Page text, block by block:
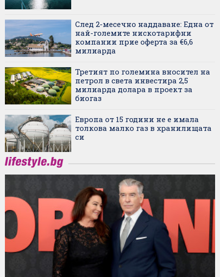
След 2-месечно наддаване: Една от
най-големите нискотарифни
компании прие оферта за €6,6
милиарда
Третият по големина вносител на
петрол в света инвестира 2,5
милиарда долара в проект за
биогаз
Европа от 15 години не е имала
толкова малко газ в хранилищата
си